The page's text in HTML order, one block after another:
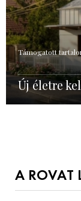
Támogatott
Új életre
A ROVAT